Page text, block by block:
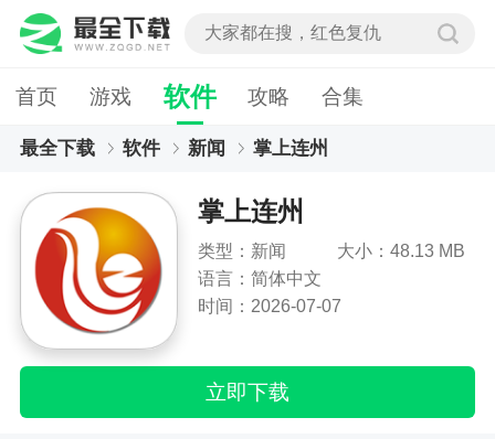
首页 游戏 软件 攻略 合集
最全下载 软件 新闻 掌上连州
掌上连州
类型：新闻
大小：48.13 MB
语言：简体中文
时间：2026-07-07
立即下载